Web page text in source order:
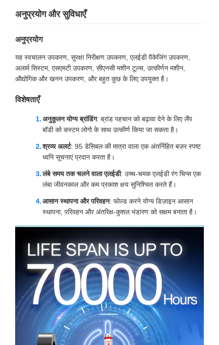
अनुप्रयोग और सुविधाएँ
अनुप्रयोग
यह स्वचालन उपकरण, सुरक्षा निरीक्षण उपकरण, एलईडी पैकेजिंग उपकरण,
अलार्म सिस्टम, एसएमटी उपकरण, सीएनसी मशीन टूल्स, उत्कीर्णन मशीन,
औद्योगिक और खनन उपकरण, और बहुत कुछ के लिए उपयुक्त है।
विशेषताएँ
अनुकूलन योग्य ब्रांडिंग: ब्रांड पहचान को बढ़ावा देने के लिए लैंप
बॉडी को कस्टम लोगो के साथ उत्कीर्ण किया जा सकता है।
श्रव्य अलर्ट: 95 डेसिबल की मात्रा वाला एक अंतर्निहित बज़र स्पष्ट
ध्वनि सूचनाएं प्रदान करता है।
लंबे समय तक चलने वाला एलईडी: उच्च-चमक एलईडी रंग चिप्स एक
लंबा जीवनकाल और कम प्रकाश क्षय सुनिश्चित करते हैं।
आसान स्थापना और परिवहन: फोल्ड करने योग्य डिज़ाइन आसान
स्थापना, परिवहन और अंतरिक्ष-कुशल भंडारण को सक्षम बनाता है।